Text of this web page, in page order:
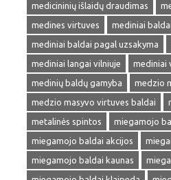
medicininių išlaidų draudimas
medines virtuves
mediniai baldai
mediniai baldai pagal uzsakyma
mediniai langai vilniuje
mediniai
medinių baldų gamyba
medzio
medzio masyvo virtuves baldai
metalinės spintos
miegamojo
miegamojo baldai akcijos
miegamojo baldai kaunas